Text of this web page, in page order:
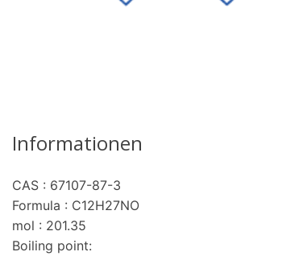
Informationen
CAS : 67107-87-3
Formula : C12H27NO
mol : 201.35
Boiling point: